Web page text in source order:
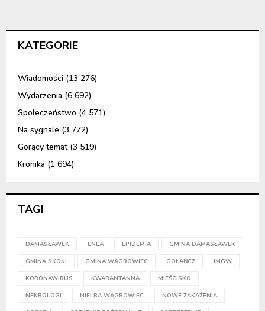
KATEGORIE
Wiadomości (13 276)
Wydarzenia (6 692)
Społeczeństwo (4 571)
Na sygnale (3 772)
Gorący temat(3 519)
Kronika (1 694)
TAGI
DAMASŁAWEK ENEA EPIDEMIA GMINA DAMASŁAWEK
GMINA SKOKI GMINA WĄGROWIEC GOŁAŃCZ IMGW
KORONAWIRUS KWARANTANNA MIEŚCISKO
NEKROLOGI NIELBA WĄGROWIEC NOWE ZAKAŻENIA